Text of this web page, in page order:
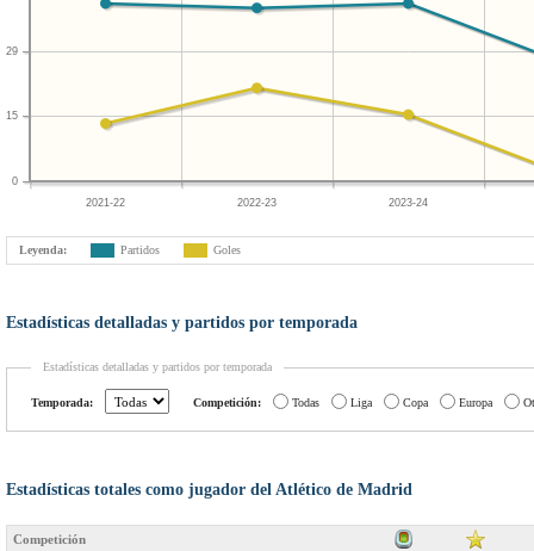
2021-22 2022-23 2023-24
0
15
29
Leyenda: Partidos Goles
Estadísticas detalladas y partidos por temporada
Estadísticas detalladas y partidos por temporada
Temporada: Competición: Todas Liga Copa Europa
Estadísticas totales como jugador del Atlético de Madrid
Competición